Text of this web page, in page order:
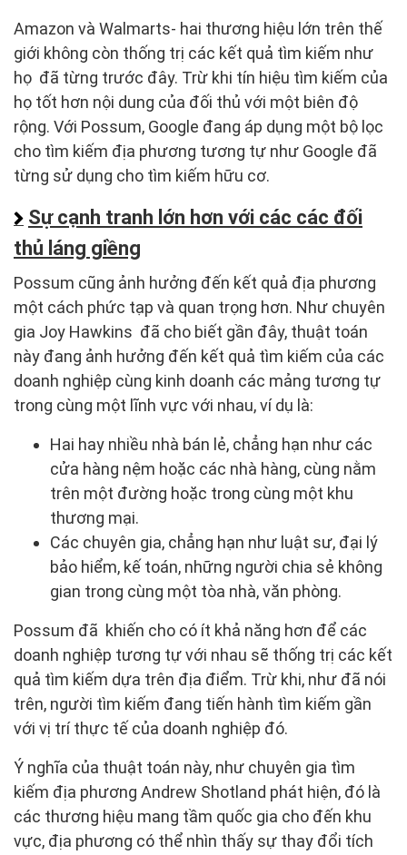
Amazon và Walmarts- hai thương hiệu lớn trên thế
giới không còn thống trị các kết quả tìm kiếm như
họ đã từng trước đây. Trừ khi tín hiệu tìm kiếm của
họ tốt hơn nội dung của đối thủ với một biên độ
rộng. Với Possum, Google đang áp dụng một bộ lọc
cho tìm kiếm địa phương tương tự như Google đã
từng sử dụng cho tìm kiếm hữu cơ.
Sự cạnh tranh lớn hơn với các các đối
thủ láng giềng
Possum cũng ảnh hưởng đến kết quả địa phương
một cách phức tạp và quan trọng hơn. Như chuyên
gia Joy Hawkins đã cho biết gần đây, thuật toán
này đang ảnh hưởng đến kết quả tìm kiếm của các
doanh nghiệp cùng kinh doanh các mảng tương tự
trong cùng một lĩnh vực với nhau, ví dụ là:
Hai hay nhiều nhà bán lẻ, chẳng hạn như các
cửa hàng nệm hoặc các nhà hàng, cùng nằm
trên một đường hoặc trong cùng một khu
thương mại.
Các chuyên gia, chẳng hạn như luật sư, đại lý
bảo hiểm, kế toán, những người chia sẻ không
gian trong cùng một tòa nhà, văn phòng.
Possum đã khiến cho có ít khả năng hơn để các
doanh nghiệp tương tự với nhau sẽ thống trị các kết
quả tìm kiếm dựa trên địa điểm. Trừ khi, như đã nói
trên, người tìm kiếm đang tiến hành tìm kiếm gần
với vị trí thực tế của doanh nghiệp đó.
Ý nghĩa của thuật toán này, như chuyên gia tìm
kiếm địa phương Andrew Shotland phát hiện, đó là
các thương hiệu mang tầm quốc gia cho đến khu
vực, địa phương có thể nhìn thấy sự thay đổi tích